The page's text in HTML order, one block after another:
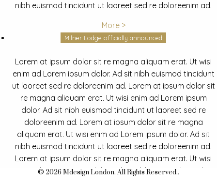
nibh euismod tincidunt ut laoreet sed re doloreenim ad.
More >
Milner Lodge officially announced
Lorem at ipsum dolor sit re magna aliquam erat. Ut wisi
enim ad Lorem ipsum dolor. Ad sit nibh euismod tincidunt
ut laoreet sed re doloreenim ad. Lorem at ipsum dolor sit
re magna aliquam erat. Ut wisi enim ad Lorem ipsum
dolor. Ad sit nibh euismod tincidunt ut laoreet sed re
doloreenim ad. Lorem at ipsum dolor sit re magna
aliquam erat. Ut wisi enim ad Lorem ipsum dolor. Ad sit
nibh euismod tincidunt ut laoreet sed re doloreenim ad.
Lorem at ipsum dolor sit re magna aliquam erat. Ut wisi
enim ad Lorem ipsum dolor. Ad sit nibh euismod tincidunt
© 2026 Mdesign London. All Rights Reserved..